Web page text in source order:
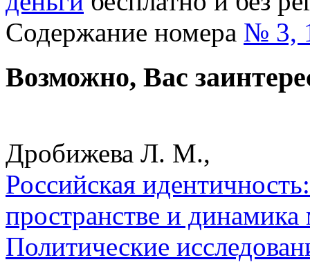
Содержание номера № 3,
Возможно, Вас
Дробижева Л. М.,
Российская
пространстве и
Политические